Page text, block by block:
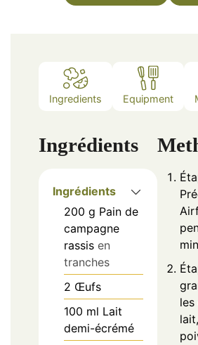
Ingredients Equipment
Ingrédients
Ingrédients
200 g Pain de
campagne
rassis en
tranches
2 Œufs
100 ml Lait
demi-écrémé